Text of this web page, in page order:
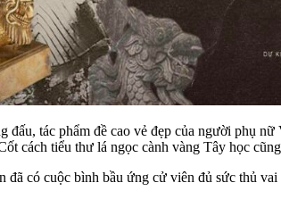
đấu, tác phẩm đề cao vẻ đẹp của người phụ
cách tiểu thư lá ngọc cành vàng Tây học
đã có cuộc bình bầu ứng cử viên đủ sức thủ